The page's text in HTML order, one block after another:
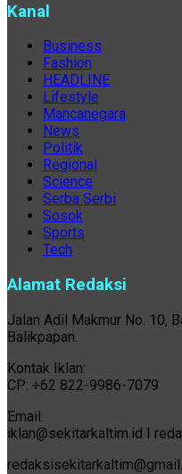
Kanal
Business
Fashion
HEADLINE
Lifestyle
Mancanegara
News
Politik
Regional
Science
Serba Serbi
Sosok
Sports
Tech
Alamat Redaksi
Jalan Adil Makmur No. 10,
Balikpapan.
Kontak Iklan:
CP: +62 822-9986-7079
Email:
iklan@sekitarkaltim.id I